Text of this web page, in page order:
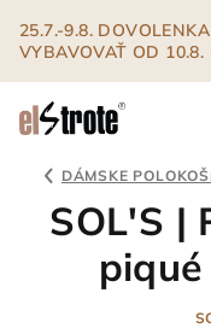
obsah
25.7.-9.8.
VYBAVOVAŤ OD 10.8.
DÁMSKE
SOL'S |